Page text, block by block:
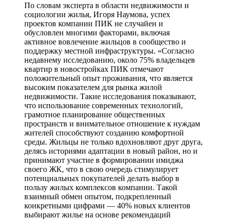
По словам эксперта в области недвижимости и
социологии жилья, Игоря Наумова, успех
проектов компании ПИК не случайен и
обусловлен многими факторами, включая
активное вовлечение жильцов в сообщество и
поддержку местной инфраструктуры. «Согласно
недавнему исследованию, около 75% владельцев
квартир в новостройках ПИК отмечают
положительный опыт проживания, что является
высоким показателем для рынка жилой
недвижимости. Такие исследования показывают,
что использование современных технологий,
грамотное планирование общественных
пространств и внимательное отношение к нуждам
жителей способствуют созданию комфортной
среды. Жильцы не только вдохновляют друг друга,
делясь историями адаптации в новый район, но и
принимают участие в формировании имиджа
своего ЖК, что в свою очередь стимулирует
потенциальных покупателей делать выбор в
пользу жилых комплексов компании. Такой
взаимный обмен опытом, подкрепленный
конкретными цифрами — 40% новых клиентов
выбирают жилье на основе рекомендаций